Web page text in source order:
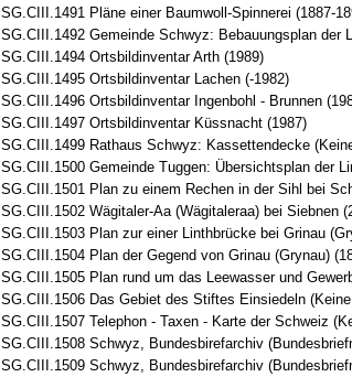
SG.CIII.1491 Pläne einer Baumwoll-Spinnerei (1887-
SG.CIII.1492 Gemeinde Schwyz: Bebauungsplan der
SG.CIII.1494 Ortsbildinventar Arth (1989)
SG.CIII.1495 Ortsbildinventar Lachen (-1982)
SG.CIII.1496 Ortsbildinventar Ingenbohl - Brunnen
SG.CIII.1497 Ortsbildinventar Küssnacht (1987)
SG.CIII.1499 Rathaus Schwyz: Kassettendecke
SG.CIII.1500 Gemeinde Tuggen: Übersichtsplan der
SG.CIII.1501 Plan zu einem Rechen in der Sihl bei
SG.CIII.1502 Wägitaler-Aa (Wägitaleraa) bei Siebnen
SG.CIII.1503 Plan zur einer Linthbrücke bei Grinau
SG.CIII.1504 Plan der Gegend von Grinau (Grynau)
SG.CIII.1505 Plan rund um das Leewasser und
SG.CIII.1506 Das Gebiet des Stiftes Einsiedeln
SG.CIII.1507 Telephon - Taxen - Karte der Schweiz
SG.CIII.1508 Schwyz, Bundesbirefarchiv
SG.CIII.1509 Schwyz, Bundesbirefarchiv